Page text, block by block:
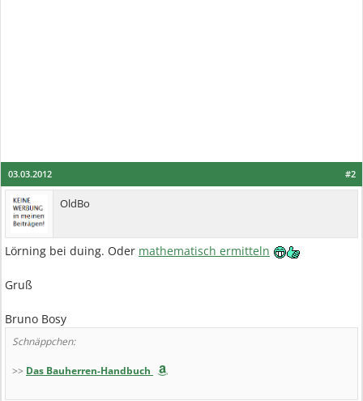
#2
03.03.2012
OldBo
Lörning bei duing. Oder mathematisch ermitteln
Gruß
Bruno Bosy
Schnäppchen:
>> Das Bauherren-Handbuch